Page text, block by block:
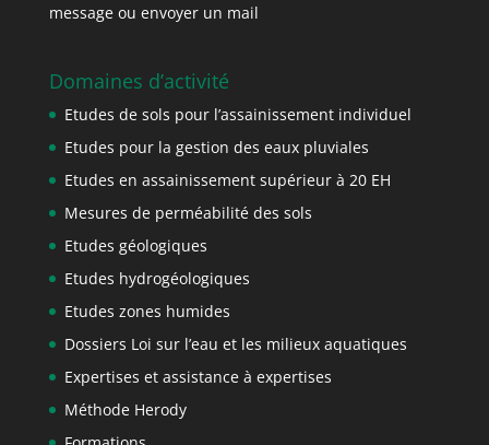
message ou envoyer un mail
Domaines d’activité
Etudes de sols pour l’assainissement individuel
Etudes pour la gestion des eaux pluviales
Etudes en assainissement supérieur à 20 EH
Mesures de perméabilité des sols
Etudes géologiques
Etudes hydrogéologiques
Etudes zones humides
Dossiers Loi sur l’eau et les milieux aquatiques
Expertises et assistance à expertises
Méthode Herody